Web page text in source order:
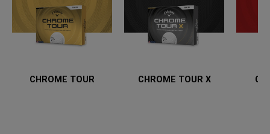
CHROME TOUR CHROME TOUR X